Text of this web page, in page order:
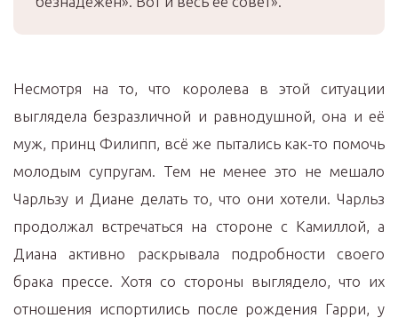
Несмотря на то, что королева в этой ситуации
выглядела безразличной и равнодушной, она и её
муж, принц Филипп, всё же пытались как-то помочь
молодым супругам. Тем не менее это не мешало
Чарльзу и Диане делать то, что они хотели. Чарльз
продолжал встречаться на стороне с Камиллой, а
Диана активно раскрывала подробности своего
брака прессе. Хотя со стороны выглядело, что их
отношения испортились после рождения Гарри, у